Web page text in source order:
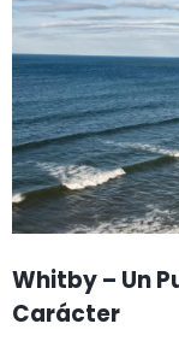
Whitby – Un
Carácter